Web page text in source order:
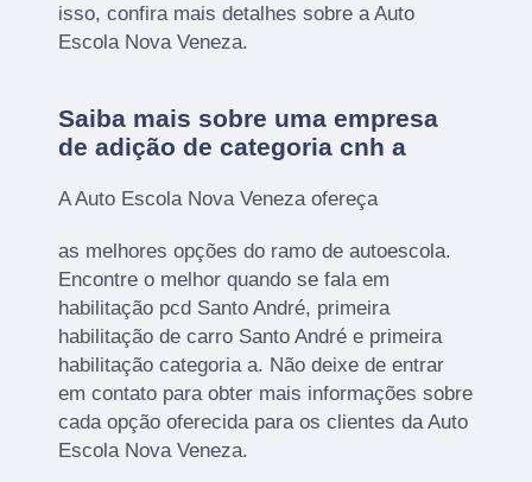
isso, confira mais detalhes sobre a Auto
Escola Nova Veneza.
Saiba mais sobre uma empresa
de adição de categoria cnh a
A Auto Escola Nova Veneza ofereça
as melhores opções do ramo de autoescola.
Encontre o melhor quando se fala em
habilitação pcd Santo André, primeira
habilitação de carro Santo André e primeira
habilitação categoria a. Não deixe de entrar
em contato para obter mais informações sobre
cada opção oferecida para os clientes da Auto
Escola Nova Veneza.